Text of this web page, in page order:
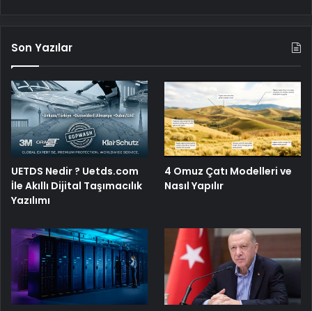
Son Yazılar
UETDS Nedir ? Uetds.com
İle Akıllı Dijital Taşımacılık
Yazılımı
4 Omuz Çatı Modelleri ve
Nasıl Yapılır